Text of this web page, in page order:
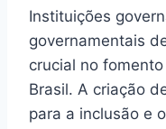
Instituições
governamentais
crucial no
Brasil. A criação
para a inclusão e